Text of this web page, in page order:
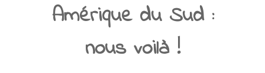
Amérique du Sud :
nous voilà !